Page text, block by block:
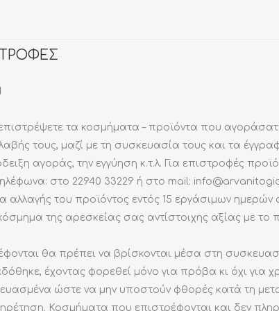
ΡΟΛΟΓΙΑ ΤΣΕΠΗΣ
τα κοσμήματα – προϊόντα που
τους, μαζί με τη συσκευασία τους και τα
αγοράς, την εγγύηση κ.τ.λ. Για επιστροφές
στο 22940 33229 ή στο mail:
αλλαγής του προϊόντος εντός 15 εργάσιμων
της αρεσκείας σας αντίστοιχης αξίας με το
θα πρέπει να βρίσκονται μέσα στη
έχοντας φορεθεί μόνο για πρόβα κι όχι για
ώστε να μην υποστούν φθορές κατά τη
Κοσμήματα που επιστρέφονται και δεν